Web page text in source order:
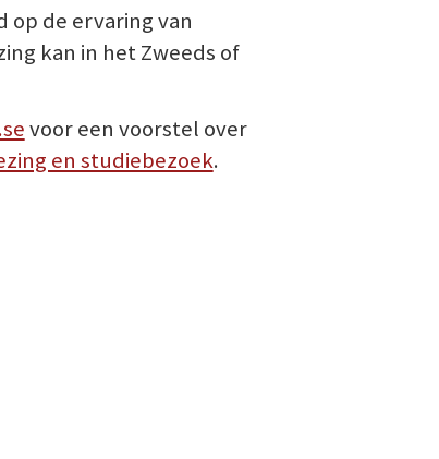
op de ervaring van
kan in het Zweeds of
voor een voorstel over
en studiebezoek.